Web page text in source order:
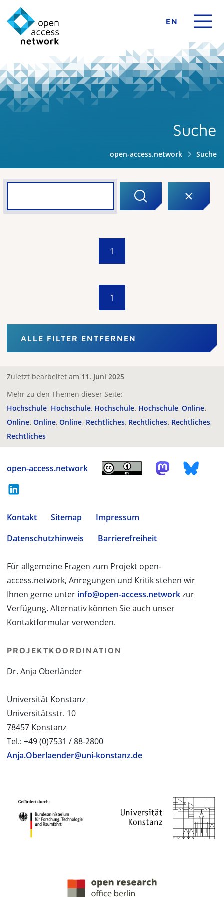
EN
Suche
open-access.network Suche
1
1
ALLE FILTER ENTFERNEN
Zuletzt bearbeitet am 11. Juni 2025
Mehr zu den Themen dieser Seite:
Hochschule Hochschule Hochschule Hochschule Online
Online Online Online Rechtliches Rechtliches Rechtliches
Rechtliches
open-access.network
Kontakt Sitemap
Impressum
Datenschutzhinweis
Barrierefreiheit
Für allgemeine Fragen zum Projekt open-
access.network, Anregungen und Kritik stehen wir
Ihnen gerne unter info@open-access.networkzur
Verfügung. Alternativ können Sie auch unser
Kontaktformular verwenden.
PROJEKTKOORDINATION
Dr. Anja Oberländer
Universität Konstanz
Universitätsstr. 10
78457 Konstanz
Tel.: +49 (0)7531 / 88-2800
Anja.Oberlaender@uni-konstanz.de